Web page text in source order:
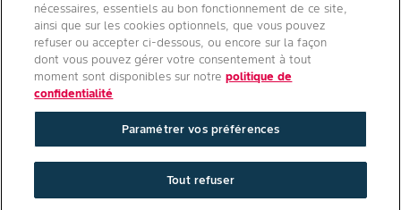
Suivez-nous
Conditions générales d'utilisation
Politique de confidentialité site
Politique de confidentialité applications mobiles
Paramétrer vos préférences/Mentions légales
nécessaires, essentiels au bon fonctionnement de ce site,
ainsi que sur les cookies optionnels, que vous pouvez
refuser ou accepter ci-dessous, ou encore sur la façon
dont vous pouvez gérer votre consentement à tout
moment sont disponibles sur notrepolitique de
confidentialité
Paramétrer vos préférences
Tout refuser